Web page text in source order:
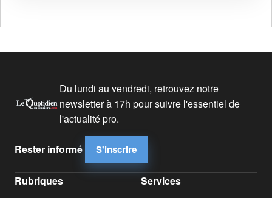
Du lundi au vendredi, retrouvez notre
newsletter à 17h pour suivre l'essentiel de
l'actualité pro.
Rester informé S'inscrire
Rubriques Services